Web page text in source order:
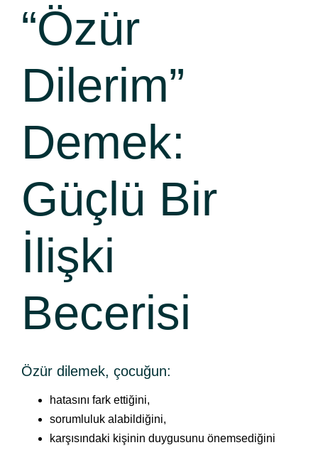
“Özür
Dilerim”
Demek:
Güçlü Bir
İlişki
Becerisi
Özür dilemek, çocuğun:
hatasını fark ettiğini,
sorumluluk alabildiğini,
karşısındaki kişinin duygusunu önemsediğini